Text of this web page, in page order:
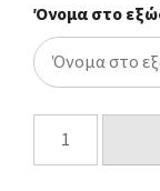
Όνομα στο